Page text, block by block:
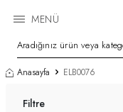
MENÜ
Anasayfa ELB0076
Filtre